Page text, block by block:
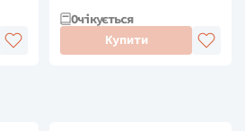
Очікується
Купити